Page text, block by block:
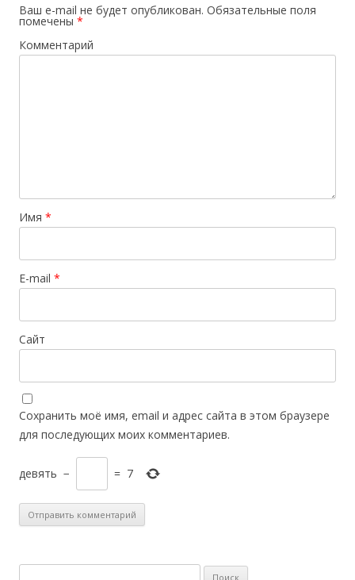
Ваш e-mail не будет опубликован. Обязательные поля
помечены *
Комментарий
Имя *
E-mail *
Сайт
Сохранить моё имя, email и адрес сайта в этом браузере
для последующих моих комментариев.
девять − = 7